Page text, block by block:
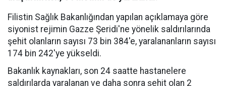
Filistin Sağlık Bakanlığından yapılan açıklamaya göre
siyonist rejimin Gazze Şeridi'ne yönelik saldırılarında
şehit olanların sayısı 73 bin 384'e, yaralananların sayısı
174 bin 242'ye yükseldi.
Bakanlık kaynakları, son 24 saatte hastanelere
saldırılarda yaralanan ve daha sonra şehit olan 2